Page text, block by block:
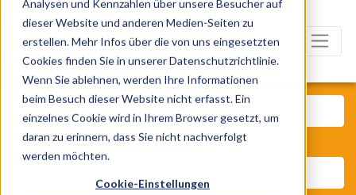
Analysen und Kennzahlen über unsere Besucher auf
dieser Website und anderen Medien-Seiten zu
erstellen. Mehr Infos über die von uns eingesetzten
Cookies finden Sie in unserer Datenschutzrichtlinie.
Wenn Sie ablehnen, werden Ihre Informationen
beim Besuch dieser Website nicht erfasst. Ein
einzelnes Cookie wird in Ihrem Browser gesetzt, um
daran zu erinnern, dass Sie nicht nachverfolgt
werden möchten.
Cookie-Einstellungen
Was? Künstler, Zelte, Bands,